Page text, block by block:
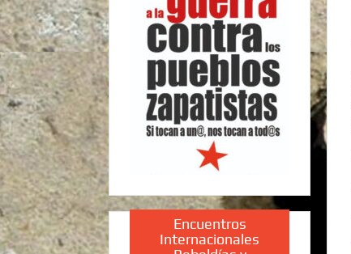
Encuentros
Internacionales